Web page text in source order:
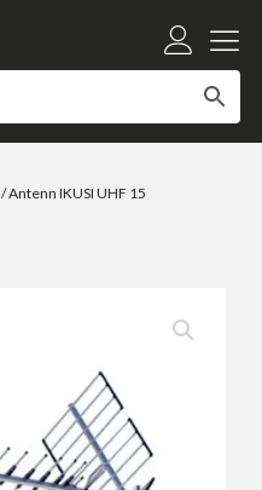
/ Antenn IKUSI UHF 15